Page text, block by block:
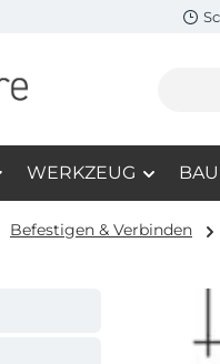
WERKZEUG
Befestigen & Verbinden